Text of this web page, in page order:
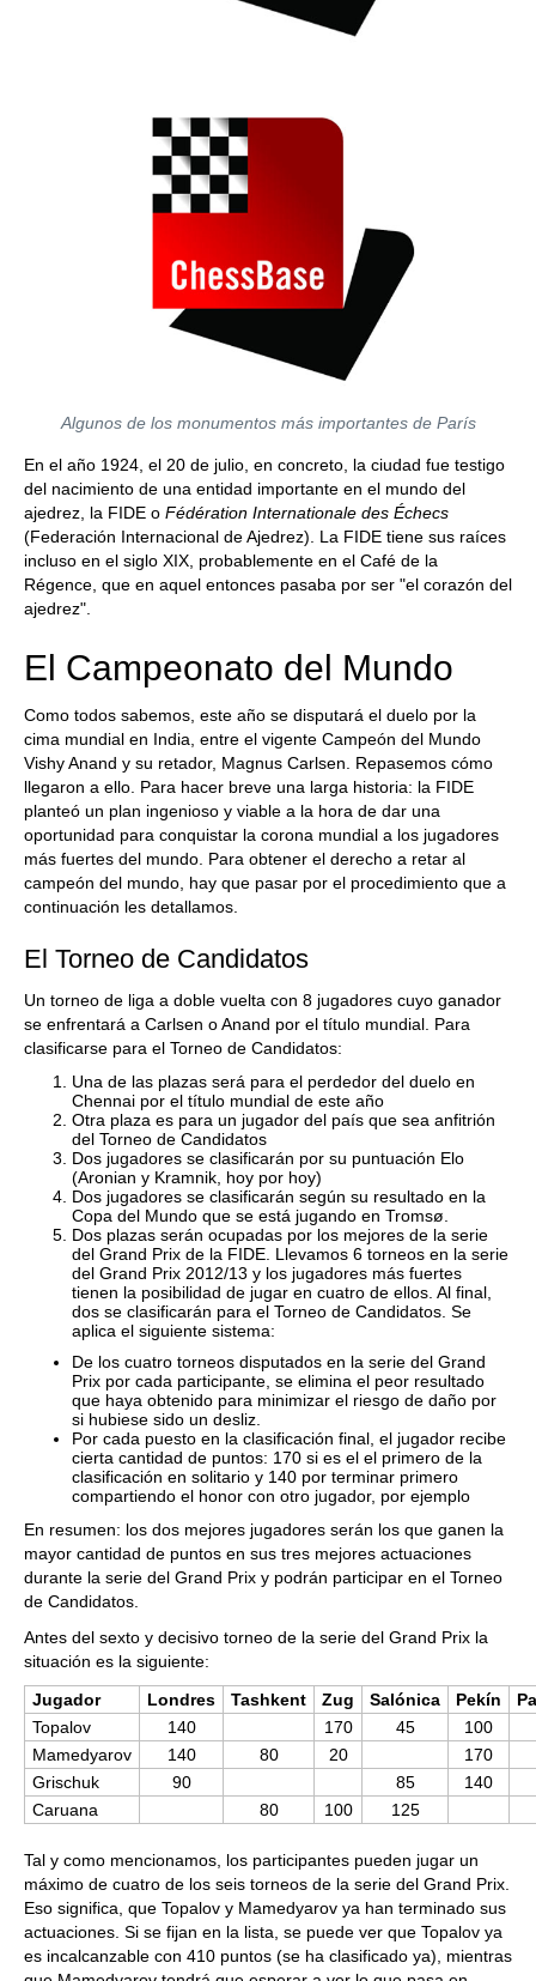
Algunos de los monumentos más importantes de París
En el año 1924, el 20 de julio, en concreto, la ciudad fue testigo
del nacimiento de una entidad importante en el mundo del
ajedrez, la FIDE o Fédération Internationale des Échecs
(Federación Internacional de Ajedrez). La FIDE tiene sus raíces
incluso en el siglo XIX, probablemente en el Café de la
Régence, que en aquel entonces pasaba por ser "el corazón del
ajedrez".
El Campeonato del Mundo
Como todos sabemos, este año se disputará el duelo por la
cima mundial en India, entre el vigente Campeón del Mundo
Vishy Anand y su retador, Magnus Carlsen. Repasemos cómo
llegaron a ello. Para hacer breve una larga historia: la FIDE
planteó un plan ingenioso y viable a la hora de dar una
oportunidad para conquistar la corona mundial a los jugadores
más fuertes del mundo. Para obtener el derecho a retar al
campeón del mundo, hay que pasar por el procedimiento que a
continuación les detallamos.
El Torneo de Candidatos
Un torneo de liga a doble vuelta con 8 jugadores cuyo ganador
se enfrentará a Carlsen o Anand por el título mundial. Para
clasificarse para el Torneo de Candidatos:
Una de las plazas será para el perdedor del duelo en
Chennai por el título mundial de este año
Otra plaza es para un jugador del país que sea anfitrión
del Torneo de Candidatos
Dos jugadores se clasificarán por su puntuación Elo
(Aronian y Kramnik, hoy por hoy)
Dos jugadores se clasificarán según su resultado en la
Copa del Mundo que se está jugando en Tromsø.
Dos plazas serán ocupadas por los mejores de la serie
del Grand Prix de la FIDE. Llevamos 6 torneos en la serie
del Grand Prix 2012/13 y los jugadores más fuertes
tienen la posibilidad de jugar en cuatro de ellos. Al final,
dos se clasificarán para el Torneo de Candidatos. Se
aplica el siguiente sistema:
De los cuatro torneos disputados en la serie del Grand
Prix por cada participante, se elimina el peor resultado
que haya obtenido para minimizar el riesgo de daño por
si hubiese sido un desliz.
Por cada puesto en la clasificación final, el jugador recibe
cierta cantidad de puntos: 170 si es el el primero de la
clasificación en solitario y 140 por terminar primero
compartiendo el honor con otro jugador, por ejemplo
En resumen: los dos mejores jugadores serán los que ganen la
mayor cantidad de puntos en sus tres mejores actuaciones
durante la serie del Grand Prix y podrán participar en el Torneo
de Candidatos.
Antes del sexto y decisivo torneo de la serie del Grand Prix la
situación es la siguiente:
Jugador
Londres Tashkent Zug Salónica Pekín
Topalov
140 170 45
100
Mamedyarov
140 80 20
170
Grischuk
90 85
140
Caruana
80 100 125
Tal y como mencionamos, los participantes pueden jugar un
máximo de cuatro de los seis torneos de la serie del Grand Prix.
Eso significa, que Topalov y Mamedyarov ya han terminado sus
actuaciones. Si se fijan en la lista, se puede ver que Topalov ya
es incalcanzable con 410 puntos (se ha clasificado ya), mientras